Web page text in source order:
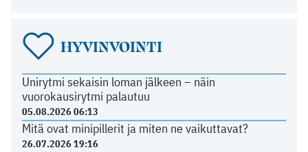
HYVINVOINTI
Unirytmi sekaisin loman jälkeen – näin
vuorokausirytmi palautuu
05.08.2026 06:13
Mitä ovat minipillerit ja miten ne vaikuttavat?
26.07.2026 19:16